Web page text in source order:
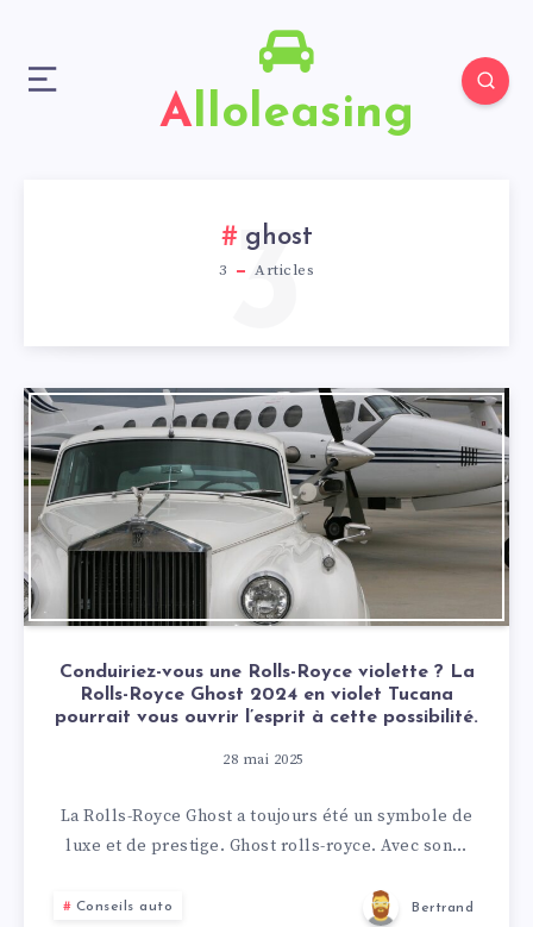
Alloleasing
ghost
3 Articles
3
Conduiriez-vous une Rolls-Royce violette ? La
Rolls-Royce Ghost 2024 en violet Tucana
pourrait vous ouvrir l’esprit à cette possibilité.
28 mai 2025
La Rolls-Royce Ghost a toujours été un symbole de
luxe et de prestige. Ghost rolls-royce. Avec son…
Conseils auto Bertrand